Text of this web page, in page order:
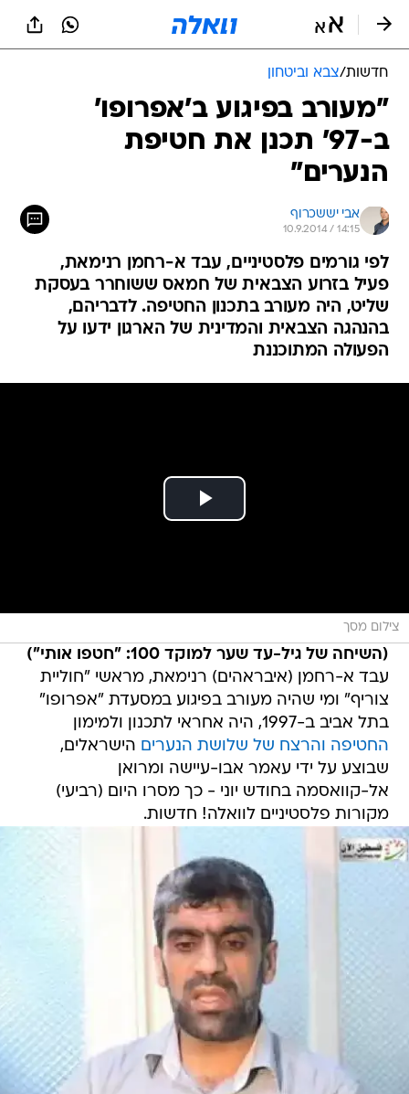
חדשות/צבא וביטחון
"מעורב בפיגוע ב'אפרופו'
ב-97' תכנן את חטיפת
הנערים"
אבי יששכרוף
10.9.2014 / 14:15
לפי גורמים פלסטיניים, עבד א-רחמן רנימאת,
פעיל בזרוע הצבאית של חמאס ששוחרר בעסקת
שליט, היה מעורב בתכנון החטיפה. לדבריהם,
בהנהגה הצבאית והמדינית של הארגון ידעו על
הפעולה המתוכננת
צילום מסך
(השיחה של גיל-עד שער למוקד 100: "חטפו אותי")
עבד א-רחמן (איבראהים) רנימאת, מראשי "חוליית
צוריף" ומי שהיה מעורב בפיגוע במסעדת "אפרופו"
בתל אביב ב-1997, היה אחראי לתכנון ולמימון
החטיפה והרצח של שלושת הנערים הישראלים,
שבוצע על ידי עאמר אבו-עיישה ומרואן
אל-קוואסמה בחודש יוני - כך מסרו היום (רביעי)
מקורות פלסטיניים לוואלה! חדשות.